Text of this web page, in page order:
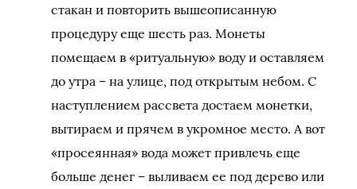
стакан и повторить вышеописанную
процедуру еще шесть раз. Монеты
помещаем в «ритуальную» воду и оставляем
до утра – на улице, под открытым небом. С
наступлением рассвета достаем монетки,
вытираем и прячем в укромное место. А вот
«просеянная» вода может привлечь еще
больше денег – выливаем ее под дерево или